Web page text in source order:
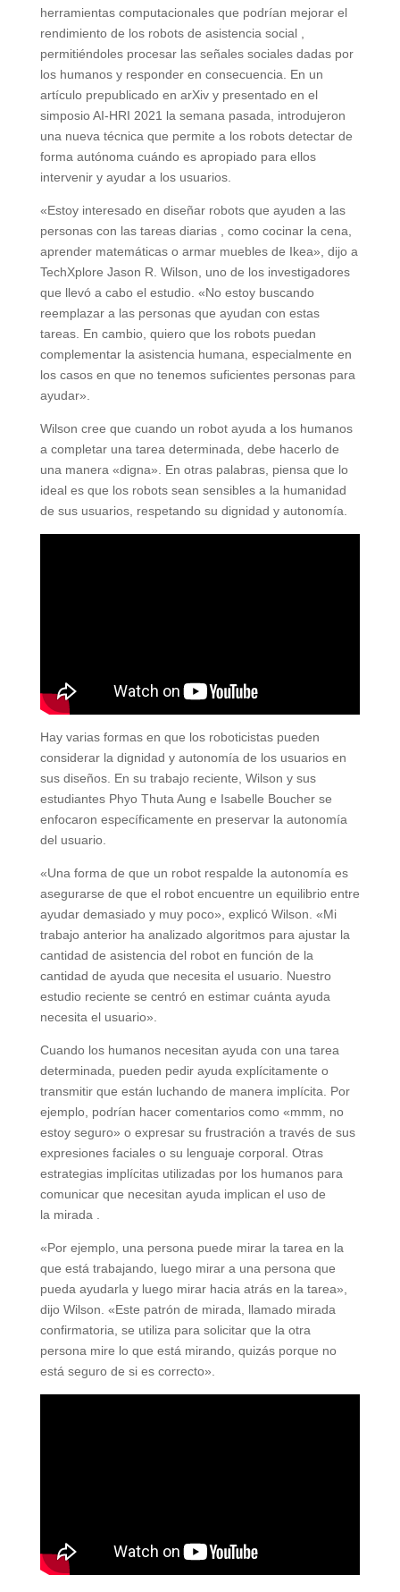
herramientas computacionales que podrían mejorar el
rendimiento de los robots de asistencia social ,
permitiéndoles procesar las señales sociales dadas por
los humanos y responder en consecuencia. En un
artículo prepublicado en arXiv y presentado en el
simposio AI-HRI 2021 la semana pasada, introdujeron
una nueva técnica que permite a los robots detectar de
forma autónoma cuándo es apropiado para ellos
intervenir y ayudar a los usuarios.
«Estoy interesado en diseñar robots que ayuden a las
personas con las tareas diarias , como cocinar la cena,
aprender matemáticas o armar muebles de Ikea», dijo a
TechXplore Jason R. Wilson, uno de los investigadores
que llevó a cabo el estudio. «No estoy buscando
reemplazar a las personas que ayudan con estas
tareas. En cambio, quiero que los robots puedan
complementar la asistencia humana, especialmente en
los casos en que no tenemos suficientes personas para
ayudar».
Wilson cree que cuando un robot ayuda a los humanos
a completar una tarea determinada, debe hacerlo de
una manera «digna». En otras palabras, piensa que lo
ideal es que los robots sean sensibles a la humanidad
de sus usuarios, respetando su dignidad y autonomía.
Hay varias formas en que los roboticistas pueden
considerar la dignidad y autonomía de los usuarios en
sus diseños. En su trabajo reciente, Wilson y sus
estudiantes Phyo Thuta Aung e Isabelle Boucher se
enfocaron específicamente en preservar la autonomía
del usuario.
«Una forma de que un robot respalde la autonomía es
asegurarse de que el robot encuentre un equilibrio entre
ayudar demasiado y muy poco», explicó Wilson. «Mi
trabajo anterior ha analizado algoritmos para ajustar la
cantidad de asistencia del robot en función de la
cantidad de ayuda que necesita el usuario. Nuestro
estudio reciente se centró en estimar cuánta ayuda
necesita el usuario».
Cuando los humanos necesitan ayuda con una tarea
determinada, pueden pedir ayuda explícitamente o
transmitir que están luchando de manera implícita. Por
ejemplo, podrían hacer comentarios como «mmm, no
estoy seguro» o expresar su frustración a través de sus
expresiones faciales o su lenguaje corporal. Otras
estrategias implícitas utilizadas por los humanos para
comunicar que necesitan ayuda implican el uso de
la mirada .
«Por ejemplo, una persona puede mirar la tarea en la
que está trabajando, luego mirar a una persona que
pueda ayudarla y luego mirar hacia atrás en la tarea»,
dijo Wilson. «Este patrón de mirada, llamado mirada
confirmatoria, se utiliza para solicitar que la otra
persona mire lo que está mirando, quizás porque no
está seguro de si es correcto».